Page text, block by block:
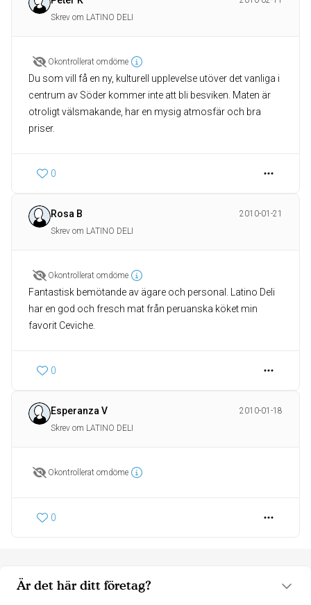
Är det här ditt företag?
Skrev om LATINO DELI
Okontrollerat omdöme
Du som vill få en ny, kulturell upplevelse utöver det vanliga i
centrum av Söder kommer inte att bli besviken. Maten är
otroligt välsmakande, har en mysig atmosfär och bra
priser.
0
Rosa B
2010-01-21
Skrev om LATINO DELI
Okontrollerat omdöme
Fantastisk bemötande av ägare och personal. Latino Deli
har en god och fresch mat från peruanska köket min
favorit Ceviche.
0
Esperanza V
2010-01-18
Skrev om LATINO DELI
Okontrollerat omdöme
0